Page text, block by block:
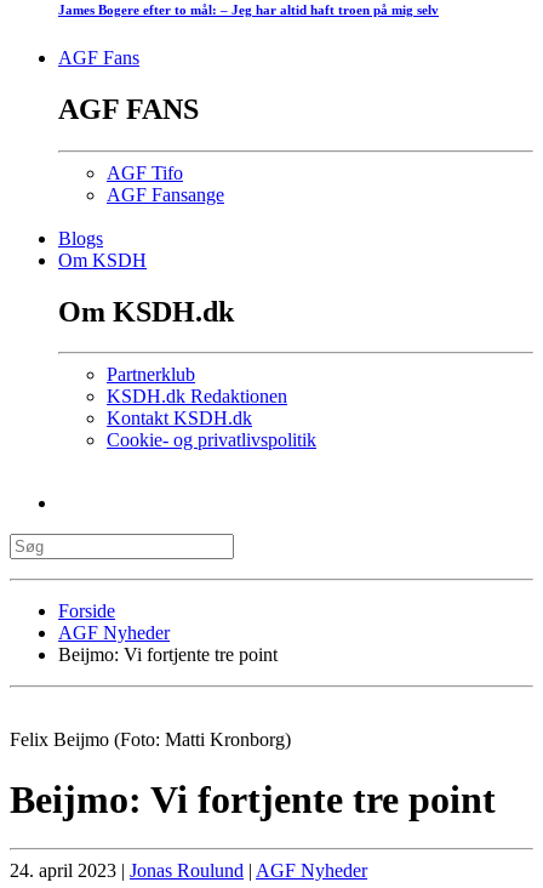
James Bogere efter to mål: – Jeg har altid haft troen på mig selv
AGF Fans
AGF FANS
AGF Tifo
AGF Fansange
Blogs
Om KSDH
Om KSDH.dk
Partnerklub
KSDH.dk Redaktionen
Kontakt KSDH.dk
Cookie- og privatlivspolitik
Forside
AGF Nyheder
Beijmo: Vi fortjente tre point
Felix Beijmo (Foto: Matti Kronborg)
Beijmo: Vi fortjente tre point
24. april 2023 | Jonas Roulund | AGF Nyheder